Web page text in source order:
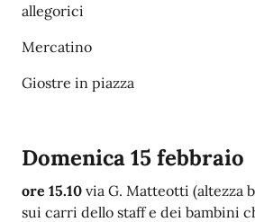
allegorici
Mercatino
Giostre in piazza
Domenica 15 febbraio
ore 15.10 via G. Matteotti (altezza
sui carri dello staff e dei bambini